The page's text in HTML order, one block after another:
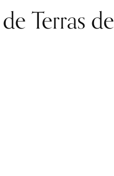
Terras de